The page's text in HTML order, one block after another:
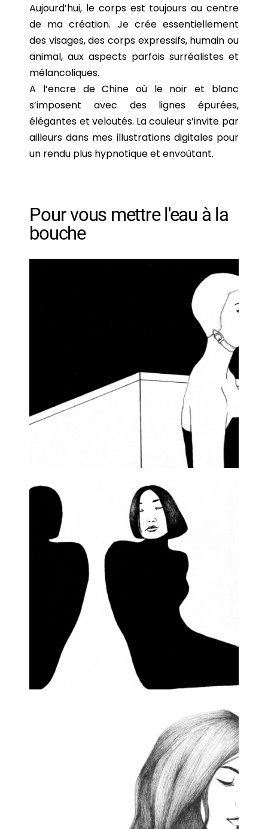
Aujourd’hui, le corps est toujours au centre
de ma création. Je crée essentiellement
des visages, des corps expressifs, humain ou
animal, aux aspects parfois surréalistes et
mélancoliques.
A l’encre de Chine où le noir et blanc
s’imposent avec des lignes épurées,
élégantes et veloutés. La couleur s’invite par
ailleurs dans mes illustrations digitales pour
un rendu plus hypnotique et envoûtant.
Pour vous mettre l'eau à la
bouche